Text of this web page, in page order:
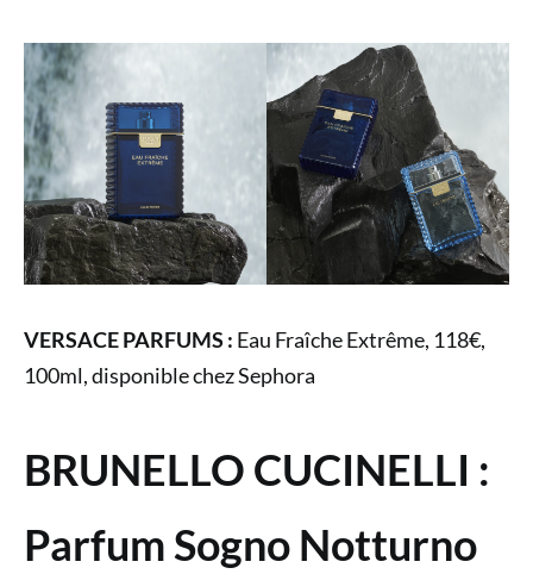
VERSACE PARFUMS : Eau Fraîche Extrême, 118€,
100ml, disponible chez Sephora
BRUNELLO CUCINELLI :
Parfum Sogno Notturno